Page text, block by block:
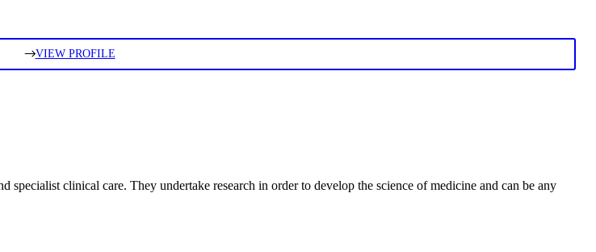
VIEW PROFILE
clinical care. They undertake research in order to develop the science of medicine and can be any